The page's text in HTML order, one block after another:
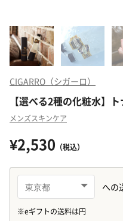
CIGARRO（シガーロ）
【選べる2種の化粧水】
メンズスキンケア
¥2,530 （税込）